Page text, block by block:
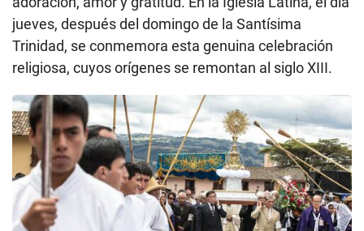
jueves, después del domingo de la Santísima
Trinidad, se conmemora esta genuina celebración
religiosa, cuyos orígenes se remontan al siglo XIII.